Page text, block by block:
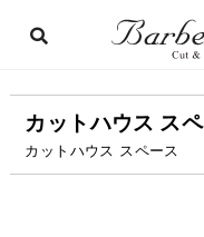
カットハウス ス
カットハウス スペース